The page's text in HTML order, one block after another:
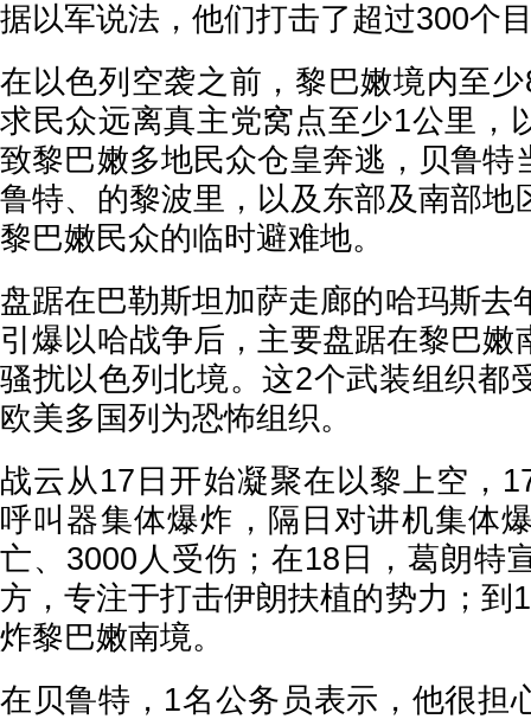
据以军说法，他们打击了超过300个
在以色列空袭之前，黎巴嫩境内至
求民众远离真主党窝点至少1公里，
致黎巴嫩多地民众仓皇奔逃，贝鲁特
鲁特、的黎波里，以及东部及南部地
黎巴嫩民众的临时避难地。
盘踞在巴勒斯坦加萨走廊的哈玛斯去
引爆以哈战争后，主要盘踞在黎巴嫩
骚扰以色列北境。这2个武装组织都
欧美多国列为恐怖组织。
战云从17日开始凝聚在以黎上空，
呼叫器集体爆炸，隔日对讲机集体
亡、3000人受伤；在18日，葛朗特
方，专注于打击伊朗扶植的势力；到
炸黎巴嫩南境。
在贝鲁特，1名公务员表示，他很担